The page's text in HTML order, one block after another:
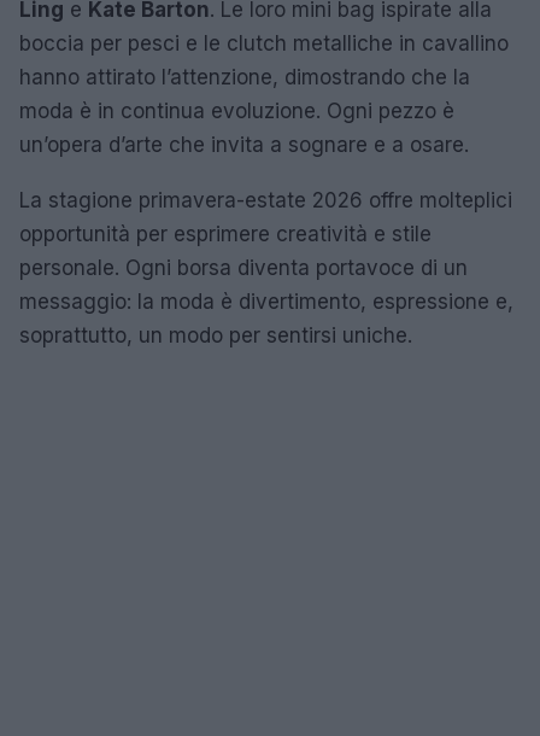
Ling e Kate Barton. Le loro mini bag ispirate alla
boccia per pesci e le clutch metalliche in cavallino
hanno attirato l’attenzione, dimostrando che la
moda è in continua evoluzione. Ogni pezzo è
un’opera d’arte che invita a sognare e a osare.
La stagione primavera-estate 2026 offre molteplici
opportunità per esprimere creatività e stile
personale. Ogni borsa diventa portavoce di un
messaggio: la moda è divertimento, espressione e,
soprattutto, un modo per sentirsi uniche.